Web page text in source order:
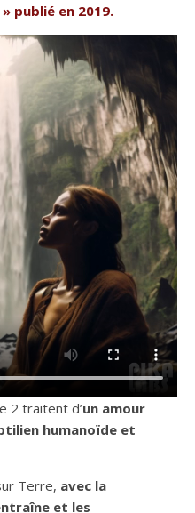
publié en 2019.
2 traitent d’un amour
humanoïde et
Terre, avec la
et les